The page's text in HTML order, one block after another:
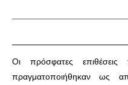
​Οι πρόσφατες
πραγματοποιήθηκαν ως